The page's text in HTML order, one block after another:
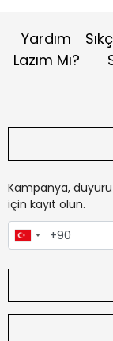
Yardım
Lazım Mı?
Kampanya,
için kayıt olun.